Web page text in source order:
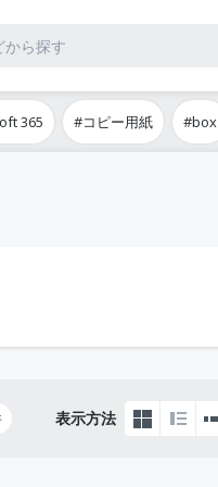
365 #コピー用紙 #box
表示方法